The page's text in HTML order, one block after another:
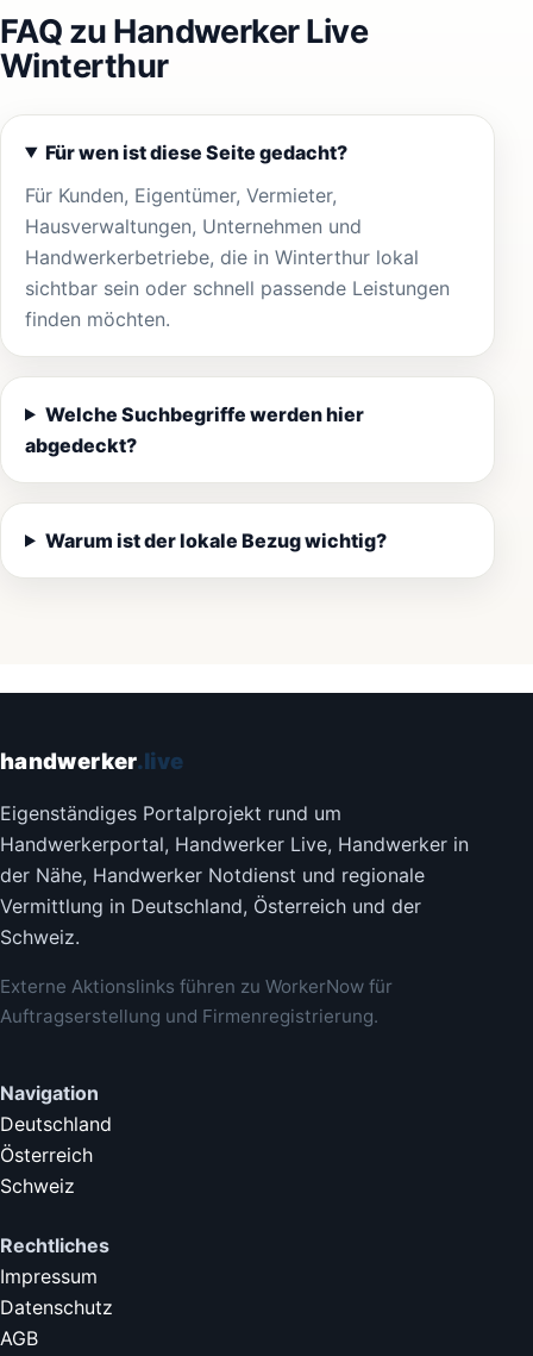
FAQ zu Handwerker Live
Winterthur
Für wen ist diese Seite gedacht?
Für Kunden, Eigentümer, Vermieter,
Hausverwaltungen, Unternehmen und
Handwerkerbetriebe, die in Winterthur lokal
sichtbar sein oder schnell passende Leistungen
finden möchten.
Welche Suchbegriffe werden hier
abgedeckt?
Warum ist der lokale Bezug wichtig?
handwerker.live
Eigenständiges Portalprojekt rund um
Handwerkerportal, Handwerker Live, Handwerker in
der Nähe, Handwerker Notdienst und regionale
Vermittlung in Deutschland, Österreich und der
Schweiz.
Externe Aktionslinks führen zu WorkerNow für
Auftragserstellung und Firmenregistrierung.
Navigation
Deutschland
Österreich
Schweiz
Rechtliches
Impressum
Datenschutz
AGB